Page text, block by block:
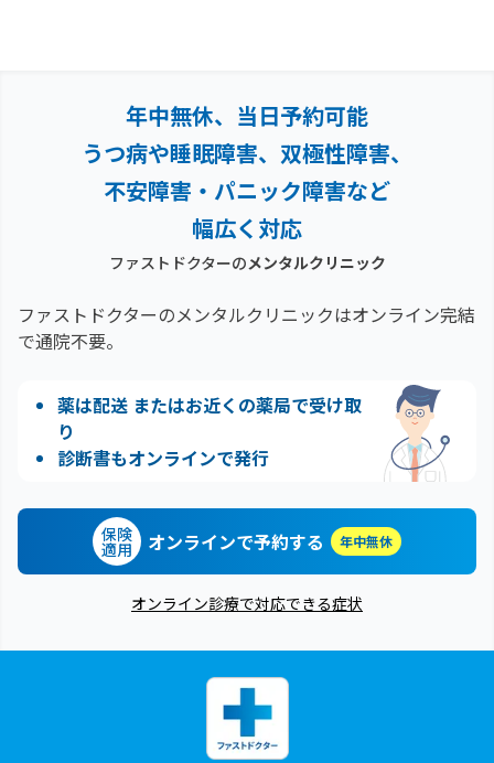
年中無休、当日予約可能
うつ病や睡眠障害、双極性障害、
不安障害・パニック障害など
幅広く対応
ファストドクターのメンタルクリニック
ファストドクターのメンタルクリニックはオンライン完結
で通院不要。
薬は配送 またはお近くの薬局で受け取
り
診断書もオンラインで発行
保険
適用 オンラインで予約する 年中無休
オンライン診療で対応できる症状